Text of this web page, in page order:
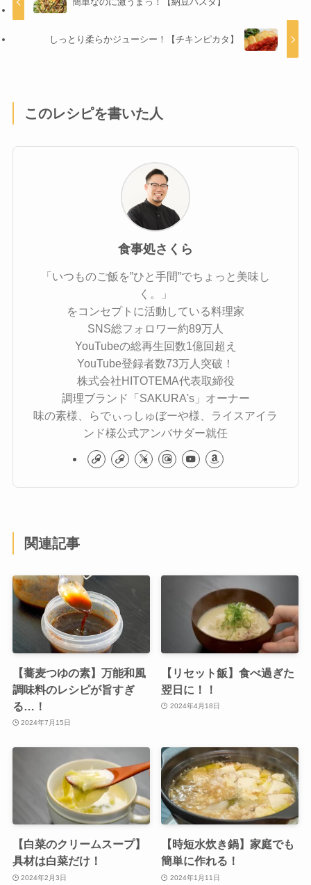
しっとり柔らかジューシー！【チキンピカタ】
このレシピを書いた人
食事処さくら
「いつものご飯を”ひと手間”でちょっと美味し
く。」
をコンセプトに活動している料理家
SNS総フォロワー約89万人
YouTubeの総再生回数1億回超え
YouTube登録者数73万人突破！
株式会社HITOTEMA代表取締役
調理ブランド「SAKURA's」オーナー
味の素様、らでぃっしゅぼーや様、ライスアイラ
ンド様公式アンバサダー就任
関連記事
【蕎麦つゆの素】万能和風
調味料のレシピが旨すぎ
る…！
2024年7月15日
【リセット飯】食べ過ぎた
翌日に！！
2024年4月18日
【白菜のクリームスープ】
具材は白菜だけ！
2024年2月3日
【時短水炊き鍋】家庭でも
簡単に作れる！
2024年1月11日